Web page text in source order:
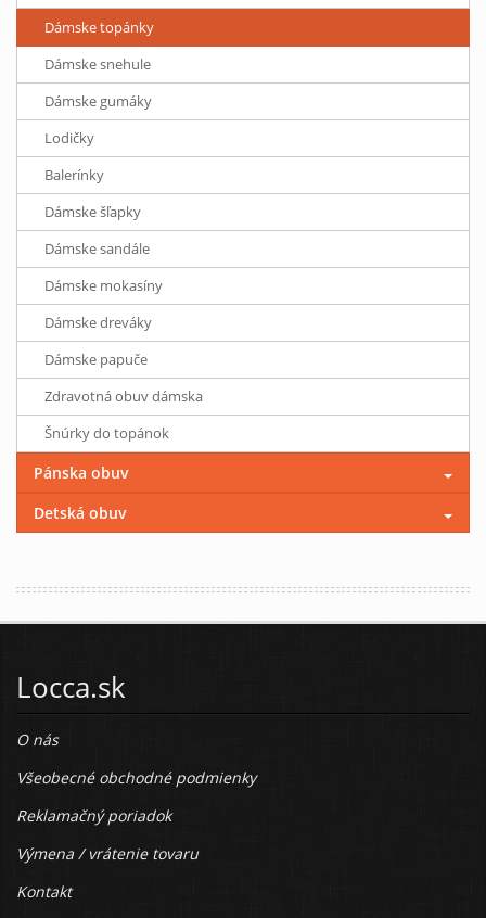
Dámske topánky
Dámske snehule
Dámske gumáky
Lodičky
Balerínky
Dámske šľapky
Dámske sandále
Dámske mokasíny
Dámske dreváky
Dámske papuče
Zdravotná obuv dámska
Šnúrky do topánok
Pánska obuv
Detská obuv
Locca.sk
O nás
Všeobecné obchodné podmienky
Reklamačný poriadok
Výmena / vrátenie tovaru
Kontakt